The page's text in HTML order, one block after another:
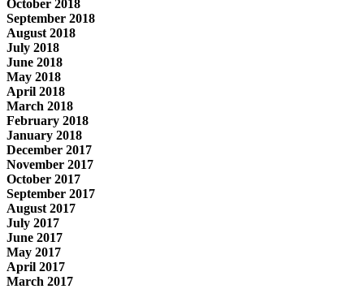
October 2018
September 2018
August 2018
July 2018
June 2018
May 2018
April 2018
March 2018
February 2018
January 2018
December 2017
November 2017
October 2017
September 2017
August 2017
July 2017
June 2017
May 2017
April 2017
March 2017